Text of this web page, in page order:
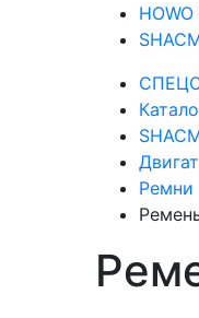
HOWO
Ремни